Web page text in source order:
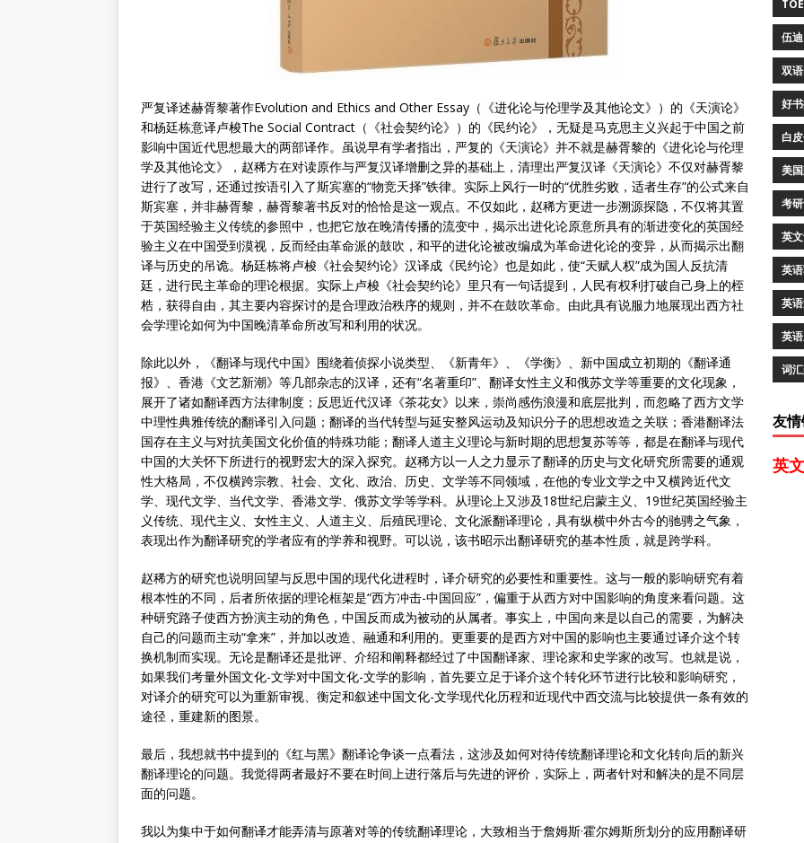
严复译述赫胥黎著作Evolution and Ethics and Other Essay（《进化论与伦理学及其他论文》）的《天演论》
和杨廷栋意译卢梭The Social Contract（《社会契约论》）的《民约论》，无疑是马克思主义兴起于中国之前
影响中国近代思想最大的两部译作。虽说早有学者指出，严复的《天演论》并不就是赫胥黎的《进化论与伦理
学及其他论文》，赵稀方在对读原作与严复汉译增删之异的基础上，清理出严复汉译《天演论》不仅对赫胥黎
进行了改写，还通过按语引入了斯宾塞的“物竞天择”铁律。实际上风行一时的“优胜劣败，适者生存”的公式来自
斯宾塞，并非赫胥黎，赫胥黎著书反对的恰恰是这一观点。不仅如此，赵稀方更进一步溯源探隐，不仅将其置
于英国经验主义传统的参照中，也把它放在晚清传播的流变中，揭示出进化论原意所具有的渐进变化的英国经
验主义在中国受到漠视，反而经由革命派的鼓吹，和平的进化论被改编成为革命进化论的变异，从而揭示出翻
译与历史的吊诡。杨廷栋将卢梭《社会契约论》汉译成《民约论》也是如此，使“天赋人权”成为国人反抗清
廷，进行民主革命的理论根据。实际上卢梭《社会契约论》里只有一句话提到，人民有权利打破自己身上的桎
梏，获得自由，其主要内容探讨的是合理政治秩序的规则，并不在鼓吹革命。由此具有说服力地展现出西方社
会学理论如何为中国晚清革命所改写和利用的状况。
除此以外，《翻译与现代中国》围绕着侦探小说类型、《新青年》、《学衡》、新中国成立初期的《翻译通
报》、香港《文艺新潮》等几部杂志的汉译，还有“名著重印”、翻译女性主义和俄苏文学等重要的文化现象，
展开了诸如翻译西方法律制度；反思近代汉译《茶花女》以来，崇尚感伤浪漫和底层批判，而忽略了西方文学
中理性典雅传统的翻译引入问题；翻译的当代转型与延安整风运动及知识分子的思想改造之关联；香港翻译法
国存在主义与对抗美国文化价值的特殊功能；翻译人道主义理论与新时期的思想复苏等等，都是在翻译与现代
中国的大关怀下所进行的视野宏大的深入探究。赵稀方以一人之力显示了翻译的历史与文化研究所需要的通观
性大格局，不仅横跨宗教、社会、文化、政治、历史、文学等不同领域，在他的专业文学之中又横跨近代文
学、现代文学、当代文学、香港文学、俄苏文学等学科。从理论上又涉及18世纪启蒙主义、19世纪英国经验主
义传统、现代主义、女性主义、人道主义、后殖民理论、文化派翻译理论，具有纵横中外古今的驰骋之气象，
表现出作为翻译研究的学者应有的学养和视野。可以说，该书昭示出翻译研究的基本性质，就是跨学科。
赵稀方的研究也说明回望与反思中国的现代化进程时，译介研究的必要性和重要性。这与一般的影响研究有着
根本性的不同，后者所依据的理论框架是“西方冲击-中国回应”，偏重于从西方对中国影响的角度来看问题。这
种研究路子使西方扮演主动的角色，中国反而成为被动的从属者。事实上，中国向来是以自己的需要，为解决
自己的问题而主动“拿来”，并加以改造、融通和利用的。更重要的是西方对中国的影响也主要通过译介这个转
换机制而实现。无论是翻译还是批评、介绍和阐释都经过了中国翻译家、理论家和史学家的改写。也就是说，
如果我们考量外国文化-文学对中国文化-文学的影响，首先要立足于译介这个转化环节进行比较和影响研究，
对译介的研究可以为重新审视、衡定和叙述中国文化-文学现代化历程和近现代中西交流与比较提供一条有效的
途径，重建新的图景。
最后，我想就书中提到的《红与黑》翻译论争谈一点看法，这涉及如何对待传统翻译理论和文化转向后的新兴
翻译理论的问题。我觉得两者最好不要在时间上进行落后与先进的评价，实际上，两者针对和解决的是不同层
面的问题。
我以为集中于如何翻译才能弄清与原著对等的传统翻译理论，大致相当于詹姆斯·霍尔姆斯所划分的应用翻译研
伍
双
好
白
美
考
英
英
英
英
词
友
英